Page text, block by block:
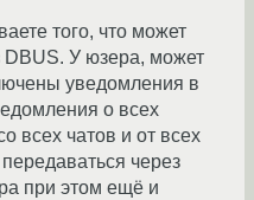
того, что может
DBUS. У юзера, может
уведомления в
о всех
всех чатов и от всех
через
при этом ещё и